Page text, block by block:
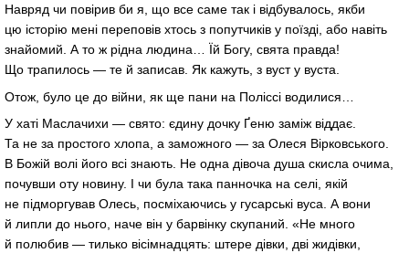
Навряд чи повірив би я, що все саме так і відбувалось, якби
цю історію мені переповів хтось з попутчиків у поїзді, або навіть
знайомий. А то ж рідна людина… Їй Богу, свята правда!
Що трапилось — те й записав. Як кажуть, з вуст у вуста.
Отож, було це до війни, як ще пани на Поліссі водилися…
У хаті Маслачихи — свято: єдину дочку Ґеню заміж віддає.
Та не за простого хлопа, а заможного — за Олеся Вірковського.
В Божій волі його всі знають. Не одна дівоча душа скисла очима,
почувши оту новину. І чи була така панночка на селі, якій
не підморгував Олесь, посміхаючись у гусарські вуса. А вони
й липли до нього, наче він у барвінку скупаний. «Не много
й полюбив — тилько вісімнадцять: штере дівки, дві жидівки,